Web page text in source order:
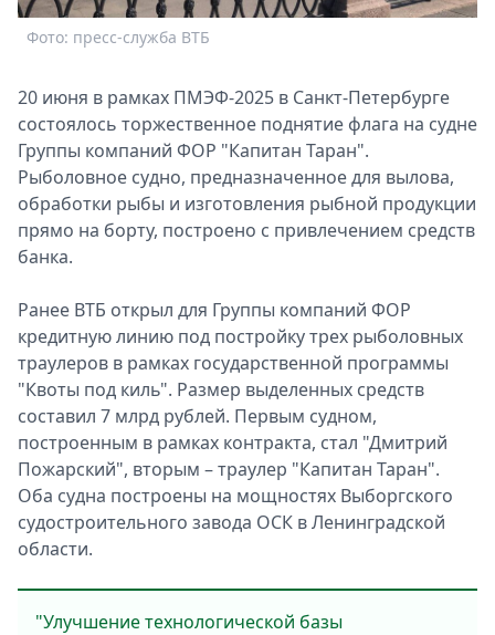
Спецпроекты
Звезды
2026
Скачай
Metro
Фото: пресс-служба ВТБ
20 июня в рамках ПМЭФ-2025 в Санкт-Петербурге
состоялось торжественное поднятие флага на судне
Группы компаний ФОР "Капитан Таран".
Рыболовное судно, предназначенное для вылова,
обработки рыбы и изготовления рыбной продукции
прямо на борту, построено с привлечением средств
банка.
Ранее ВТБ открыл для Группы компаний ФОР
кредитную линию под постройку трех рыболовных
траулеров в рамках государственной программы
"Квоты под киль". Размер выделенных средств
составил 7 млрд рублей. Первым судном,
построенным в рамках контракта, стал "Дмитрий
Пожарский", вторым – траулер "Капитан Таран".
Оба судна построены на мощностях Выборгского
судостроительного завода ОСК в Ленинградской
области.
"Улучшение технологической базы